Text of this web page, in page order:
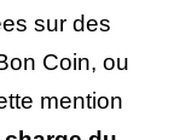
sur des
Coin, ou
mention